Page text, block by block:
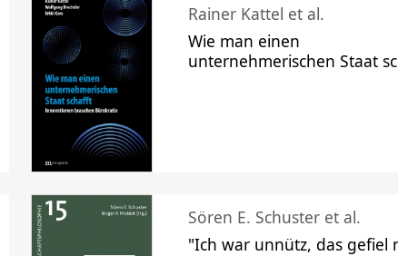
Rainer Kattel et al.
Wie man einen
unternehmerischen Staat
Sören E. Schuster et al.
"Ich war unnütz, das gefiel